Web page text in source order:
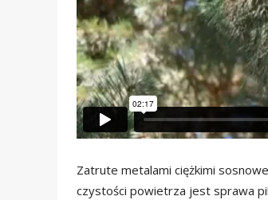
Zatrute metalami ciężkimi
czystości powietrza jest sprawa